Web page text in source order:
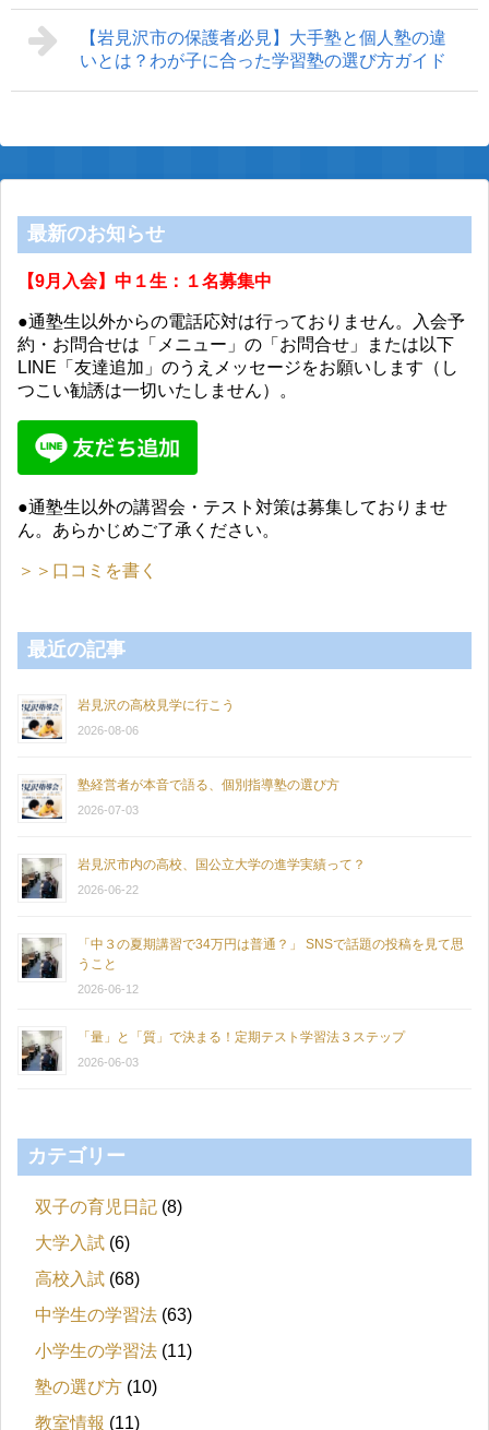
【岩見沢市の保護者必見】大手塾と個人塾の違
いとは？わが子に合った学習塾の選び方ガイド
最新のお知らせ
【9月入会】中１生：１名募集中
●通塾生以外からの電話応対は行っておりません。入会予
約・お問合せは「メニュー」の「お問合せ」または以下
LINE「友達追加」のうえメッセージをお願いします（し
つこい勧誘は一切いたしません）。
●通塾生以外の講習会・テスト対策は募集しておりませ
ん。あらかじめご了承ください。
＞＞口コミを書く
最近の記事
岩見沢の高校見学に行こう
2026-08-06
塾経営者が本音で語る、個別指導塾の選び方
2026-07-03
岩見沢市内の高校、国公立大学の進学実績って？
2026-06-22
「中３の夏期講習で34万円は普通？」 SNSで話題の投稿を見て思
うこと
2026-06-12
「量」と「質」で決まる！定期テスト学習法３ステップ
2026-06-03
カテゴリー
双子の育児日記 (8)
大学入試 (6)
高校入試 (68)
中学生の学習法 (63)
小学生の学習法 (11)
塾の選び方 (10)
教室情報 (11)